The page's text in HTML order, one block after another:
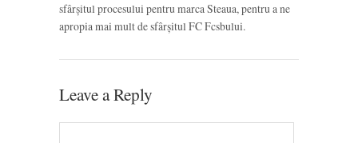
sfârșitul procesului pentru marca Steaua, pentru a ne
apropia mai mult de sfârșitul FC Fcsbului.
Leave a Reply